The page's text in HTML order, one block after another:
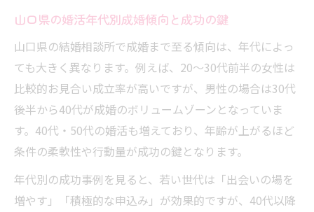
山口県の婚活年代別成婚傾向と成功の鍵
山口県の結婚相談所で成婚まで至る傾向は、年代によっ
ても大きく異なります。例えば、20〜30代前半の女性は
比較的お見合い成立率が高いですが、男性の場合は30代
後半から40代が成婚のボリュームゾーンとなっていま
す。40代・50代の婚活も増えており、年齢が上がるほど
条件の柔軟性や行動量が成功の鍵となります。
年代別の成功事例を見ると、若い世代は「出会いの場を
増やす」「積極的な申込み」が効果的ですが、40代以降